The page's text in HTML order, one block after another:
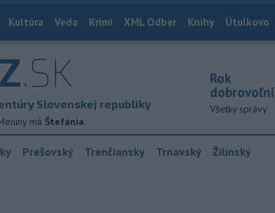
Kultúra Veda Krimi XML Odber Knihy Útulkovo
.SK
Slovenskej republiky
má Štefánia
Rok
Všetky správy
Prešovský Trenčiansky Trnavský Žilinský